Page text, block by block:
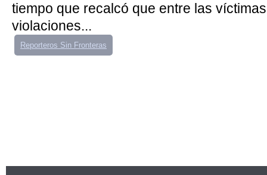
tiempo que recalcó que entre las
violaciones...
Reporteros Sin Fronteras